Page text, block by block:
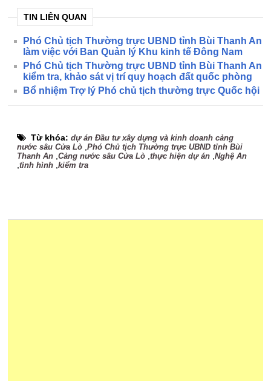
TIN LIÊN QUAN
Phó Chủ tịch Thường trực UBND tỉnh Bùi Thanh An
làm việc với Ban Quản lý Khu kinh tế Đông Nam
Phó Chủ tịch Thường trực UBND tỉnh Bùi Thanh An
kiểm tra, khảo sát vị trí quy hoạch đất quốc phòng
Bổ nhiệm Trợ lý Phó chủ tịch thường trực Quốc hội
Từ khóa:dự án Đầu tư xây dựng và kinh doanh cảng
nước sâu Cửa Lò ,Phó Chủ tịch Thường trực UBND tỉnh Bùi
Thanh An ,Cảng nước sâu Cửa Lò ,thực hiện dự án ,Nghệ An
,tình hình ,kiểm tra